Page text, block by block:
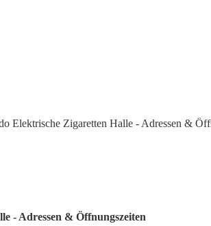
Elektrische Zigaretten Halle - Adressen &
- Adressen & Öffnungszeiten